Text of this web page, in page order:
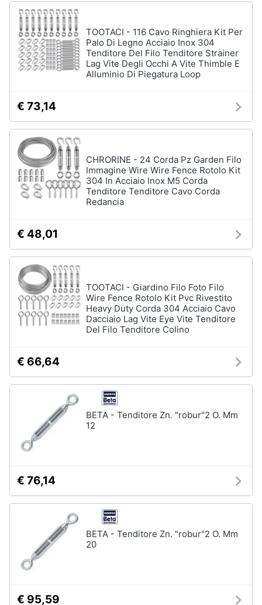
TOOTACI - 116 Cavo Ringhiera Kit Per
Palo Di Legno Acciaio Inox 304
Tenditore Del Filo Tenditore Strainer
Lag Vite Degli Occhi A Vite Thimble E
Alluminio Di Piegatura Loop
€ 73,14
CHRORINE - 24 Corda Pz Garden Filo
Immagine Wire Wire Fence Rotolo Kit
304 In Acciaio Inox M5 Corda
Tenditore Tenditore Cavo Corda
Redancia
€ 48,01
TOOTACI - Giardino Filo Foto Filo
Wire Fence Rotolo Kit Pvc Rivestito
Heavy Duty Corda 304 Acciaio Cavo
Dacciaio Lag Vite Eye Vite Tenditore
Del Filo Tenditore Colino
€ 66,64
BETA - Tenditore Zn. "robur"2 O. Mm
12
€ 76,14
BETA - Tenditore Zn. "robur"2 O. Mm
20
€ 95,59